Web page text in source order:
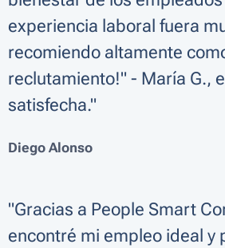
experiencia laboral fuera
recomiendo altamente
reclutamiento!" - María G.,
satisfecha."
Diego Alonso
"Gracias a People Smart
encontré mi empleo ideal y